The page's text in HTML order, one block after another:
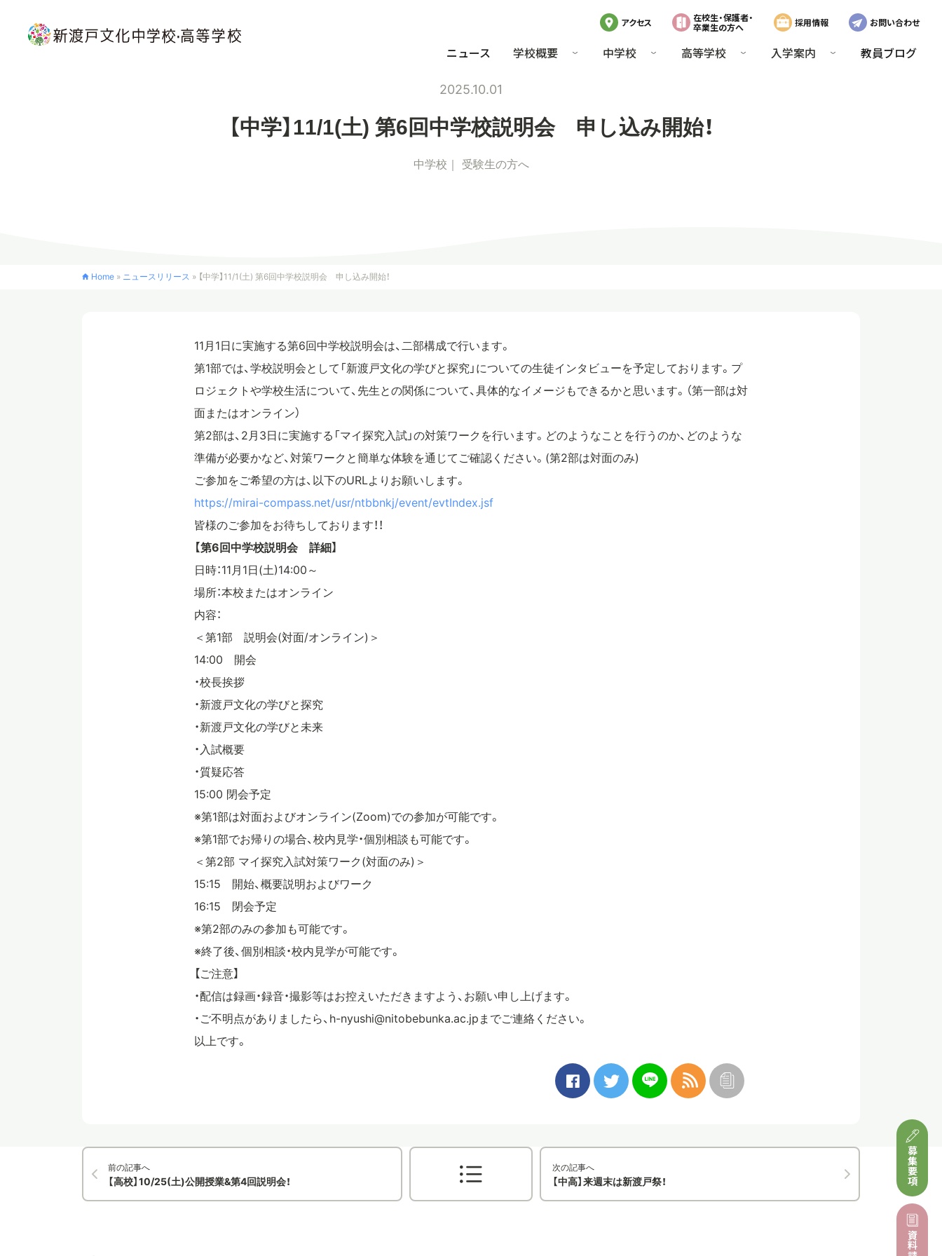
アクセス
在校生・保護者・
卒業生の方へ
採用情報 お問い合わせ
ニュース 学校概要 中学校 高等学校 入学案内 教員ブログ
募集要項
2025.10.01
【中学】11/1(土) 第6回中学校説明会 申し込み開始！
中学校 受験生の方へ
Home » ニュースリリース » 【中学】11/1(土) 第6回中学校説明会 申し込み開始！
11月1日に実施する第6回中学校説明会は、二部構成で行います。
第1部では、学校説明会として「新渡戸文化の学びと探究」についての生徒インタビューを予定しております。プ
ロジェクトや学校生活について、先生との関係について、具体的なイメージもできるかと思います。（第一部は対
面またはオンライン）
第2部は、2月3日に実施する「マイ探究入試」の対策ワークを行います。どのようなことを行うのか、どのような
準備が必要かなど、対策ワークと簡単な体験を通じてご確認ください。(第2部は対面のみ)
ご参加をご希望の方は、以下のURLよりお願いします。
https://mirai-compass.net/usr/ntbbnkj/event/evtIndex.jsf
皆様のご参加をお待ちしております！！
【第6回中学校説明会 詳細】
日時：11月1日(土)14:00～
場所：本校またはオンライン
内容：
＜第1部 説明会(対面/オンライン)＞
14:00 開会
・校長挨拶
・新渡戸文化の学びと探究
・新渡戸文化の学びと未来
・入試概要
・質疑応答
15:00 閉会予定
※第1部は対面およびオンライン(Zoom)での参加が可能です。
※第1部でお帰りの場合、校内見学・個別相談も可能です。
＜第2部 マイ探究入試対策ワーク(対面のみ)＞
15:15 開始、概要説明およびワーク
16:15 閉会予定
※第2部のみの参加も可能です。
※終了後、個別相談・校内見学が可能です。
【ご注意】
・配信は録画・録音・撮影等はお控えいただきますよう、お願い申し上げます。
・ご不明点がありましたら、h-nyushi@nitobebunka.ac.jpまでご連絡ください。
以上です。
前の記事へ
【高校】10/25(土)公開授業&第4回説明会！
次の記事へ
【中高】来週末は新渡戸祭！